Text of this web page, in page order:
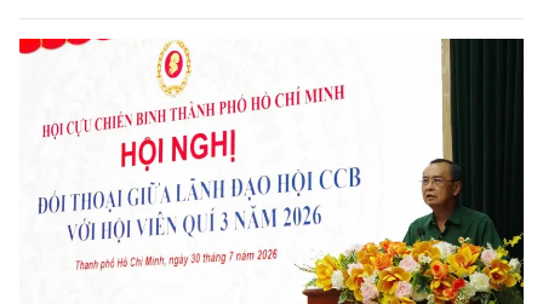
Thạnh Mỹ Tây và Tăng Nhơn Phú (Thành phố Hồ Chí Minh).